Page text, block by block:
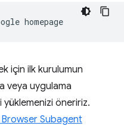
için ilk kurulumun
veya uygulama
yüklemenizi öneririz.
Subagent